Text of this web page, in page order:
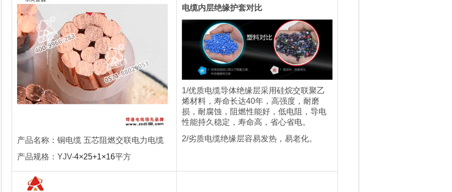
产品名称： 铜电缆 五芯阻燃交联电力电缆
产品规格： YJV-4×25+1×16平方
电缆内层绝缘护套对比
1/优质电缆导体绝缘层采用硅烷交联聚乙
烯材料，寿命长达40年，高强度，耐磨
损，耐腐蚀，阻燃性能好，低电阻，导电
性能持久稳定，寿命高，省心省电。
2/劣质电缆绝缘层容易发热，易老化。